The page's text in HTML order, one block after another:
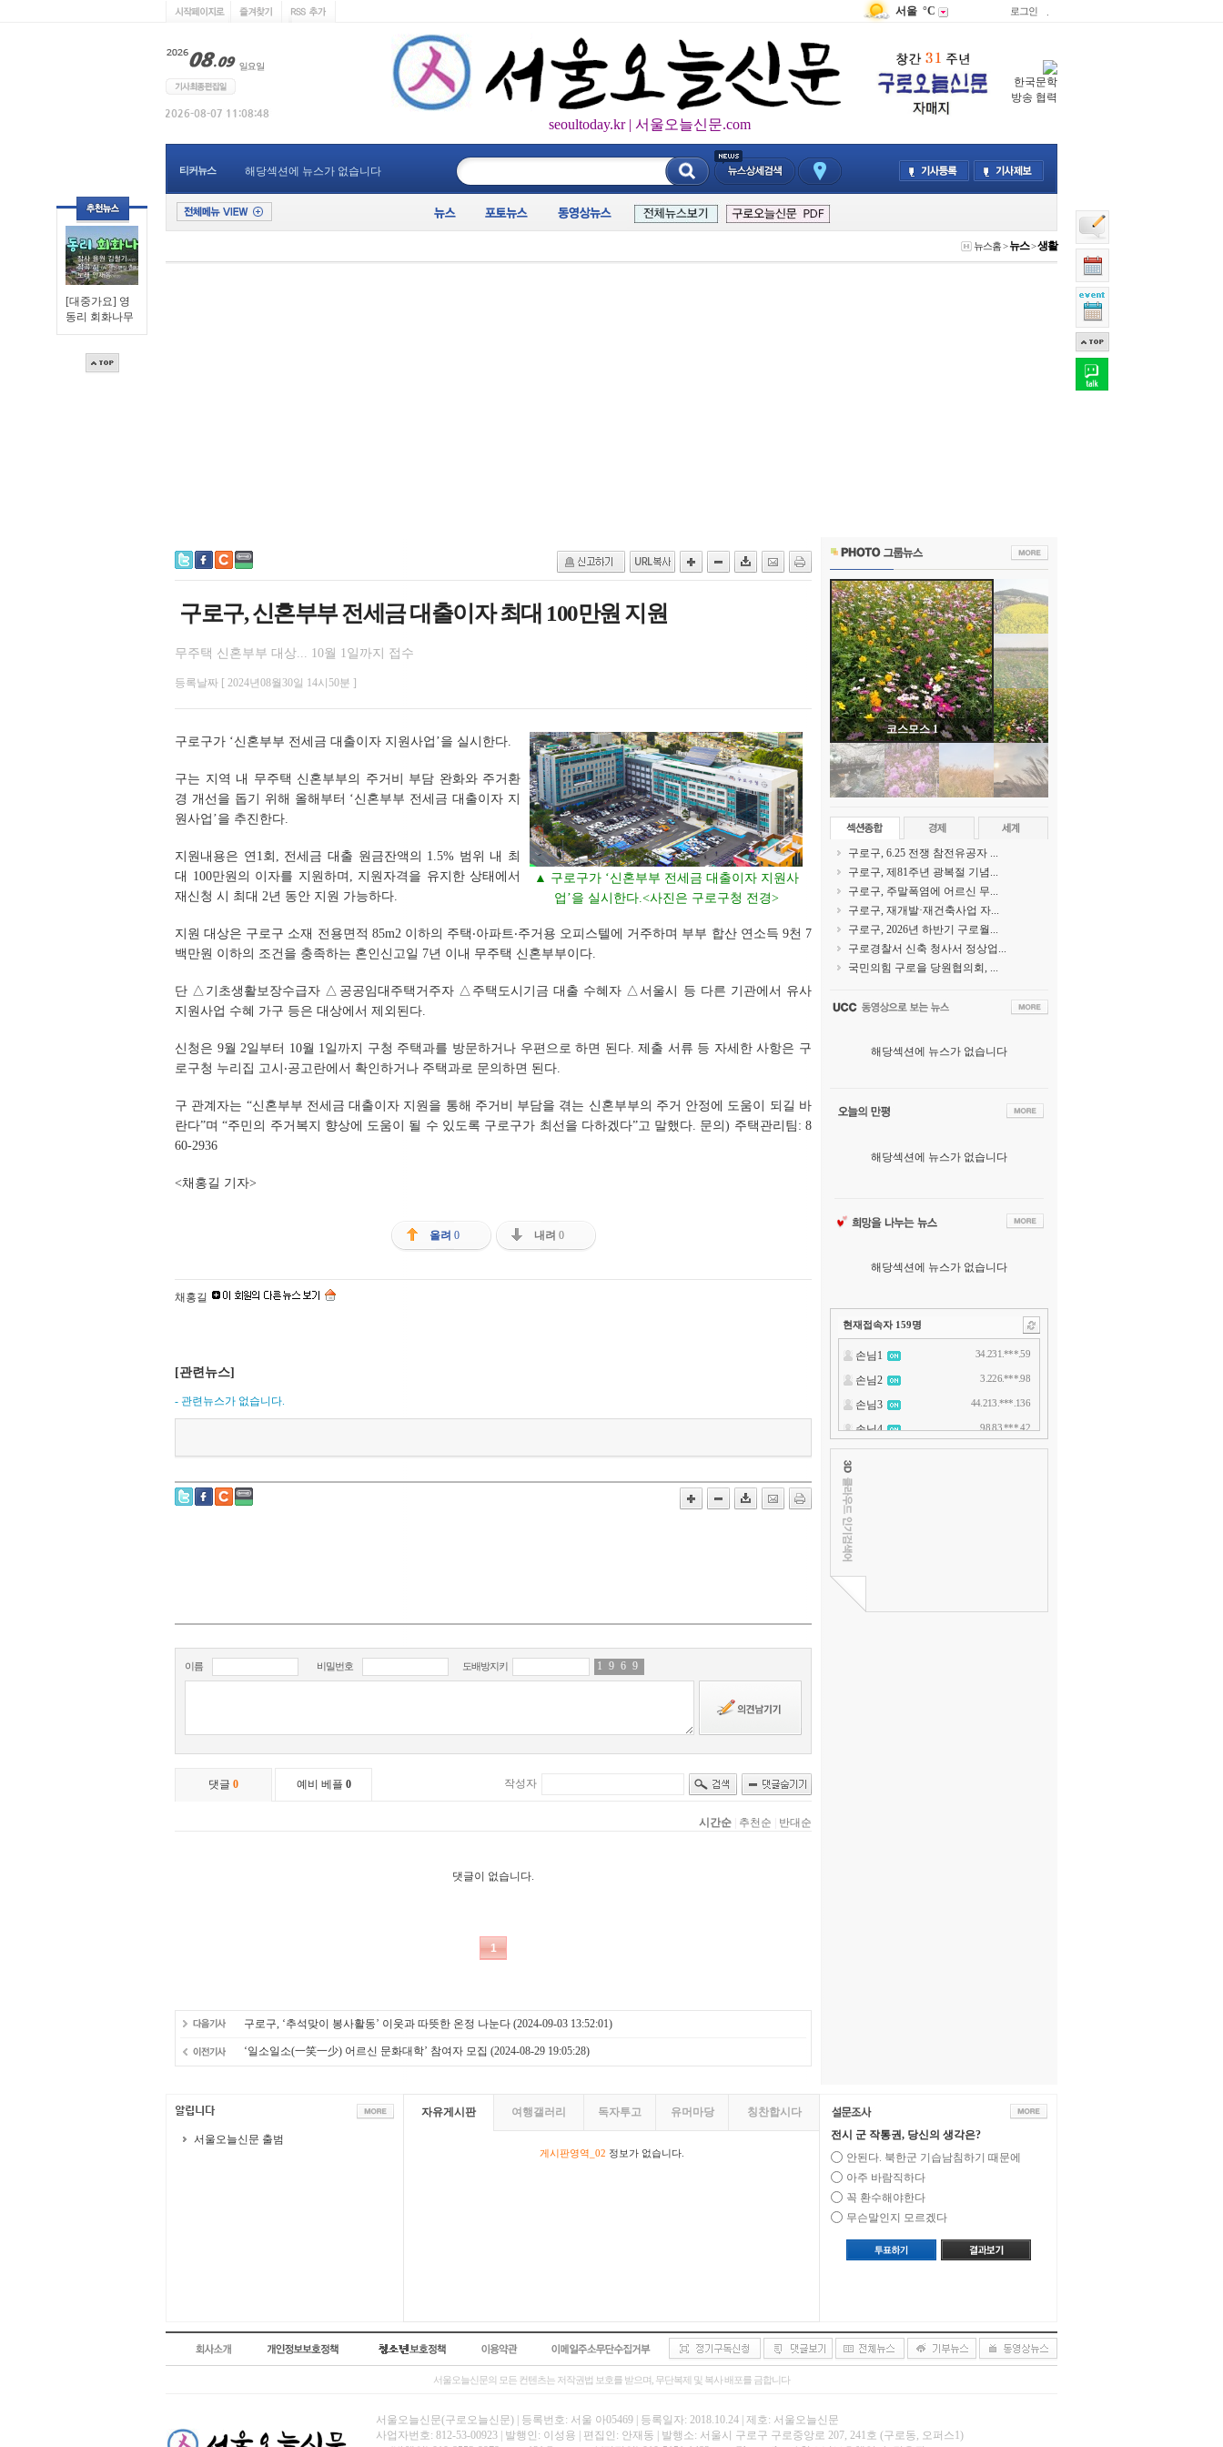
[대중가요] 영
동리 회화나무
서울 °C 로그인
seoultoday.kr | 서울오늘신문.com
한국문학
방송 협력
티커뉴스 해당섹션에 뉴스가 없습니다
뉴스홈>뉴스>생활
구로구, 신혼부부 전세금 대출이자 최대 100만원 지원
무주택 신혼부부 대상... 10월 1일까지 접수
등록날짜 [ 2024년08월30일 14시50분 ]
▲ 구로구가 ‘신혼부부 전세금 대출이자 지원사
업’을 실시한다.<사진은 구로구청 전경>
구로구가 ‘신혼부부 전세금 대출이자 지원사업’을 실시한다.
구는 지역 내 무주택 신혼부부의 주거비 부담 완화와 주거환
경 개선을 돕기 위해 올해부터 ‘신혼부부 전세금 대출이자 지
원사업’을 추진한다.
지원내용은 연1회, 전세금 대출 원금잔액의 1.5% 범위 내 최
대 100만원의 이자를 지원하며, 지원자격을 유지한 상태에서
재신청 시 최대 2년 동안 지원 가능하다.
지원 대상은 구로구 소재 전용면적 85m2 이하의 주택‧아파트‧주거용 오피스텔에 거주하며 부부 합산 연소득 9천 7
백만원 이하의 조건을 충족하는 혼인신고일 7년 이내 무주택 신혼부부이다.
단 △기초생활보장수급자 △공공임대주택거주자 △주택도시기금 대출 수혜자 △서울시 등 다른 기관에서 유사
지원사업 수혜 가구 등은 대상에서 제외된다.
신청은 9월 2일부터 10월 1일까지 구청 주택과를 방문하거나 우편으로 하면 된다.제출 서류 등 자세한 사항은 구
로구청 누리집 고시‧공고란에서 확인하거나 주택과로 문의하면 된다.
구 관계자는 “신혼부부 전세금 대출이자 지원을 통해 주거비 부담을 겪는 신혼부부의 주거 안정에 도움이 되길 바
란다”며 “주민의 주거복지 향상에 도움이 될 수 있도록 구로구가 최선을 다하겠다”고 말했다. 문의) 주택관리팀: 8
60-2936
<채홍길 기자>
올려 0 내려 0
채홍길
[관련뉴스]
- 관련뉴스가 없습니다.
구로구, ‘추석맞이 봉사활동’ 이웃과 따뜻한 온정 나눈다 (2024-09-03 13:52:01)
‘일소일소(一笑一少) 어르신 문화대학’ 참여자 모집 (2024-08-29 19:05:28)
코스모스 1
구로구, 6.25 전쟁 참전유공자 ...
구로구, 제81주년 광복절 기념...
구로구, 주말폭염에 어르신 무...
구로구, 재개발·재건축사업 자...
구로구, 2026년 하반기 구로월...
구로경찰서 신축 청사서 정상업...
국민의힘 구로을 당원협의회, ...
해당섹션에 뉴스가 없습니다
해당섹션에 뉴스가 없습니다
해당섹션에 뉴스가 없습니다
현재접속자 159명
서울오늘신문 출범
자유게시판 여행갤러리 독자투고 유머마당 칭찬합시다
게시판영역_02 정보가 없습니다.
전시 군 작통권, 당신의 생각은?
안된다. 북한군 기습남침하기 때문에
아주 바람직하다
꼭 환수해야한다
무슨말인지 모르겠다
서울오늘신문의 모든 컨텐츠는 저작권법 보호를 받으며, 무단복제 및 복사 배포를 금합니다
서울오늘신문(구로오늘신문) | 등록번호: 서울 아05469 | 등록일자: 2018.10.24 | 제호: 서울오늘신문
사업자번호: 812-53-00923 | 발행인: 이성용 | 편집인: 안재동 | 발행소: 서울시 구로구 구로중앙로 207, 241호 (구로동, 오퍼스1)